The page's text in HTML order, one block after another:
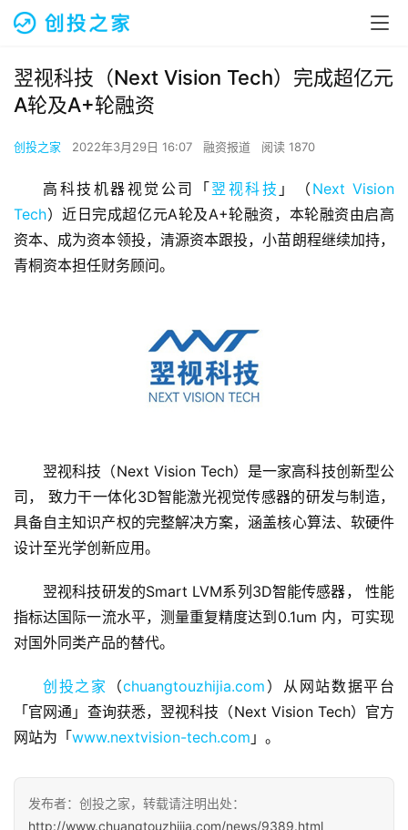
首
融
资
商
观
察
翌视科技（Next Vision Tech）完成超亿元
A轮及A+轮融资
创投之家 2022年3月29日 16:07 融资报道 阅读 1870
高科技机器视觉公司「 翌视科技 」（ Next Vision
Tech）近日完成超亿元A轮及A+轮融资，本轮融资由启高
资本、成为资本领投，清源资本跟投，小苗朗程继续加持，
青桐资本担任财务顾问。
翌视科技（Next Vision Tech）是一家高科技创新型公
司， 致力干一体化3D智能激光视觉传感器的研发与制造，
具备自主知识产权的完整解决方案，涵盖核心算法、软硬件
设计至光学创新应用。
翌视科技研发的Smart LVM系列3D智能传感器， 性能
指标达国际一流水平，测量重复精度达到0.1um 内，可实现
对国外同类产品的替代。
创投之家 （chuangtouzhijia.com ）从网站数据平台
「官网通」查询获悉，翌视科技（Next Vision Tech）官方
网站为「www.nextvision-tech.com 」。
发布者：创投之家，转载请注明出处：
http://www.chuangtouzhijia.com/news/9389.html